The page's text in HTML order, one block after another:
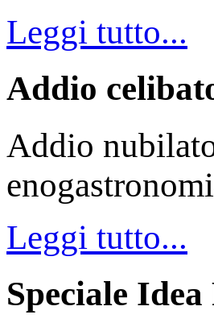
Leggi tutto...
Addio
Addio
Leggi tutto...
Speciale Idea